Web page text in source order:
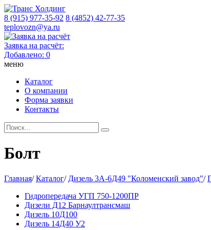
8 (915) 977-35-92 8 (4852) 42-77-35
teplovozn@ya.ru
Заявка на расчёт:
Добавлено: 0
меню
Каталог
О компании
Форма заявки
Контакты
Болт
Главная/ Каталог/ Дизель 3А-6Д49 "Коломенский завод"/
Гидропередача УГП 750-1200ПР
Дизели Д12 Барнаултрансмаш
Дизель 10Д100
Дизель 14Д40 У2